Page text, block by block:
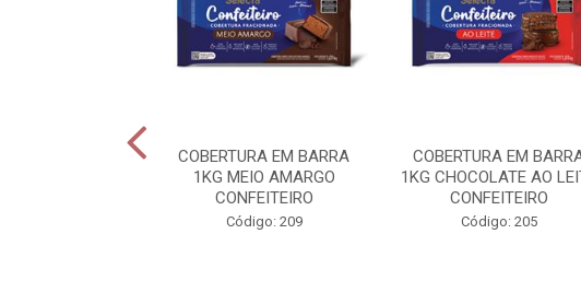
COBERTURA EM BARRA
1KG MEIO AMARGO
CONFEITEIRO
Código: 209
COBERTURA EM
1KG CHOCOLATE AO
CONFEITEIRO
Código: 205